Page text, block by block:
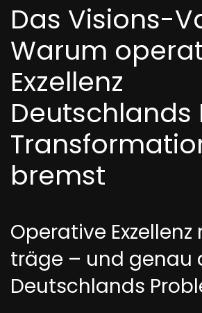
Das Visions-
Warum
Exzellenz
Deutschlands
bremst
Operative
träge – und genau
Deutschlands